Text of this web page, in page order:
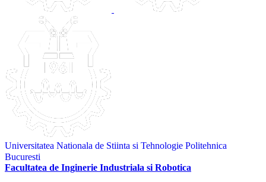
Universitatea Nationala de Stiinta si Tehnologie Politehnica
Bucuresti
Facultatea de Inginerie Industriala si Robotica